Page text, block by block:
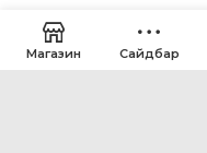
Магазин Сайдбар